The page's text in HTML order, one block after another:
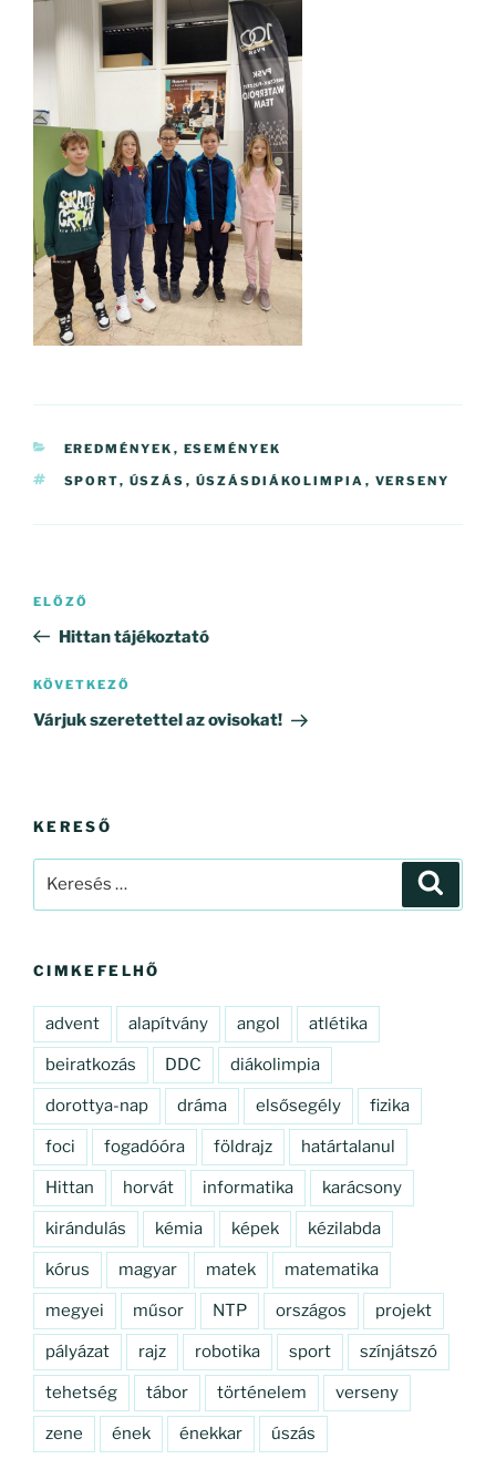
KATEGÓRIÁK
EREDMÉNYEK , ESEMÉNYEK
CÍMKÉK
SPORT, ÚSZÁS , ÚSZÁSDIÁKOLIMPIA , VERSENY
Bejegyzés
Korábbi
bejegyzés
ELŐZŐ
Hittan tájékoztató
Következő
bejegyzés
KÖVETKEZŐ
Várjuk szeretettel az ovisokat!
KERESŐ
CIMKEFELHŐ
advent alapítvány angol atlétika
beiratkozás DDC diákolimpia
dorottya-nap dráma elsősegély fizika
foci fogadóóra földrajz határtalanul
Hittan horvát informatika karácsony
kirándulás kémia képek kézilabda
kórus magyar matek matematika
megyei műsor NTP országos projekt
pályázat rajz robotika sport színjátszó
tehetség tábor történelem verseny
zene ének énekkar úszás